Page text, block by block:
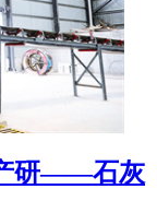
研——石灰